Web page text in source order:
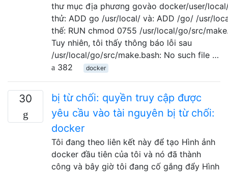
thư mục địa phương govào docker/user/
thử: ADD go /usr/local/ và: ADD /go/ /usr/
thế: RUN chmod 0755 /usr/local/go/src/
Tuy nhiên, tôi thấy thông báo lỗi sau
/usr/local/go/src/make.bash: No such file …
382
docker
30
bị từ chối: quyền truy cập được
yêu cầu vào tài nguyên bị từ chối:
docker
Tôi đang theo liên kết này để tạo Hình ảnh
docker đầu tiên của tôi và nó đã thành
công và bây giờ tôi đang cố gắng đẩy Hình